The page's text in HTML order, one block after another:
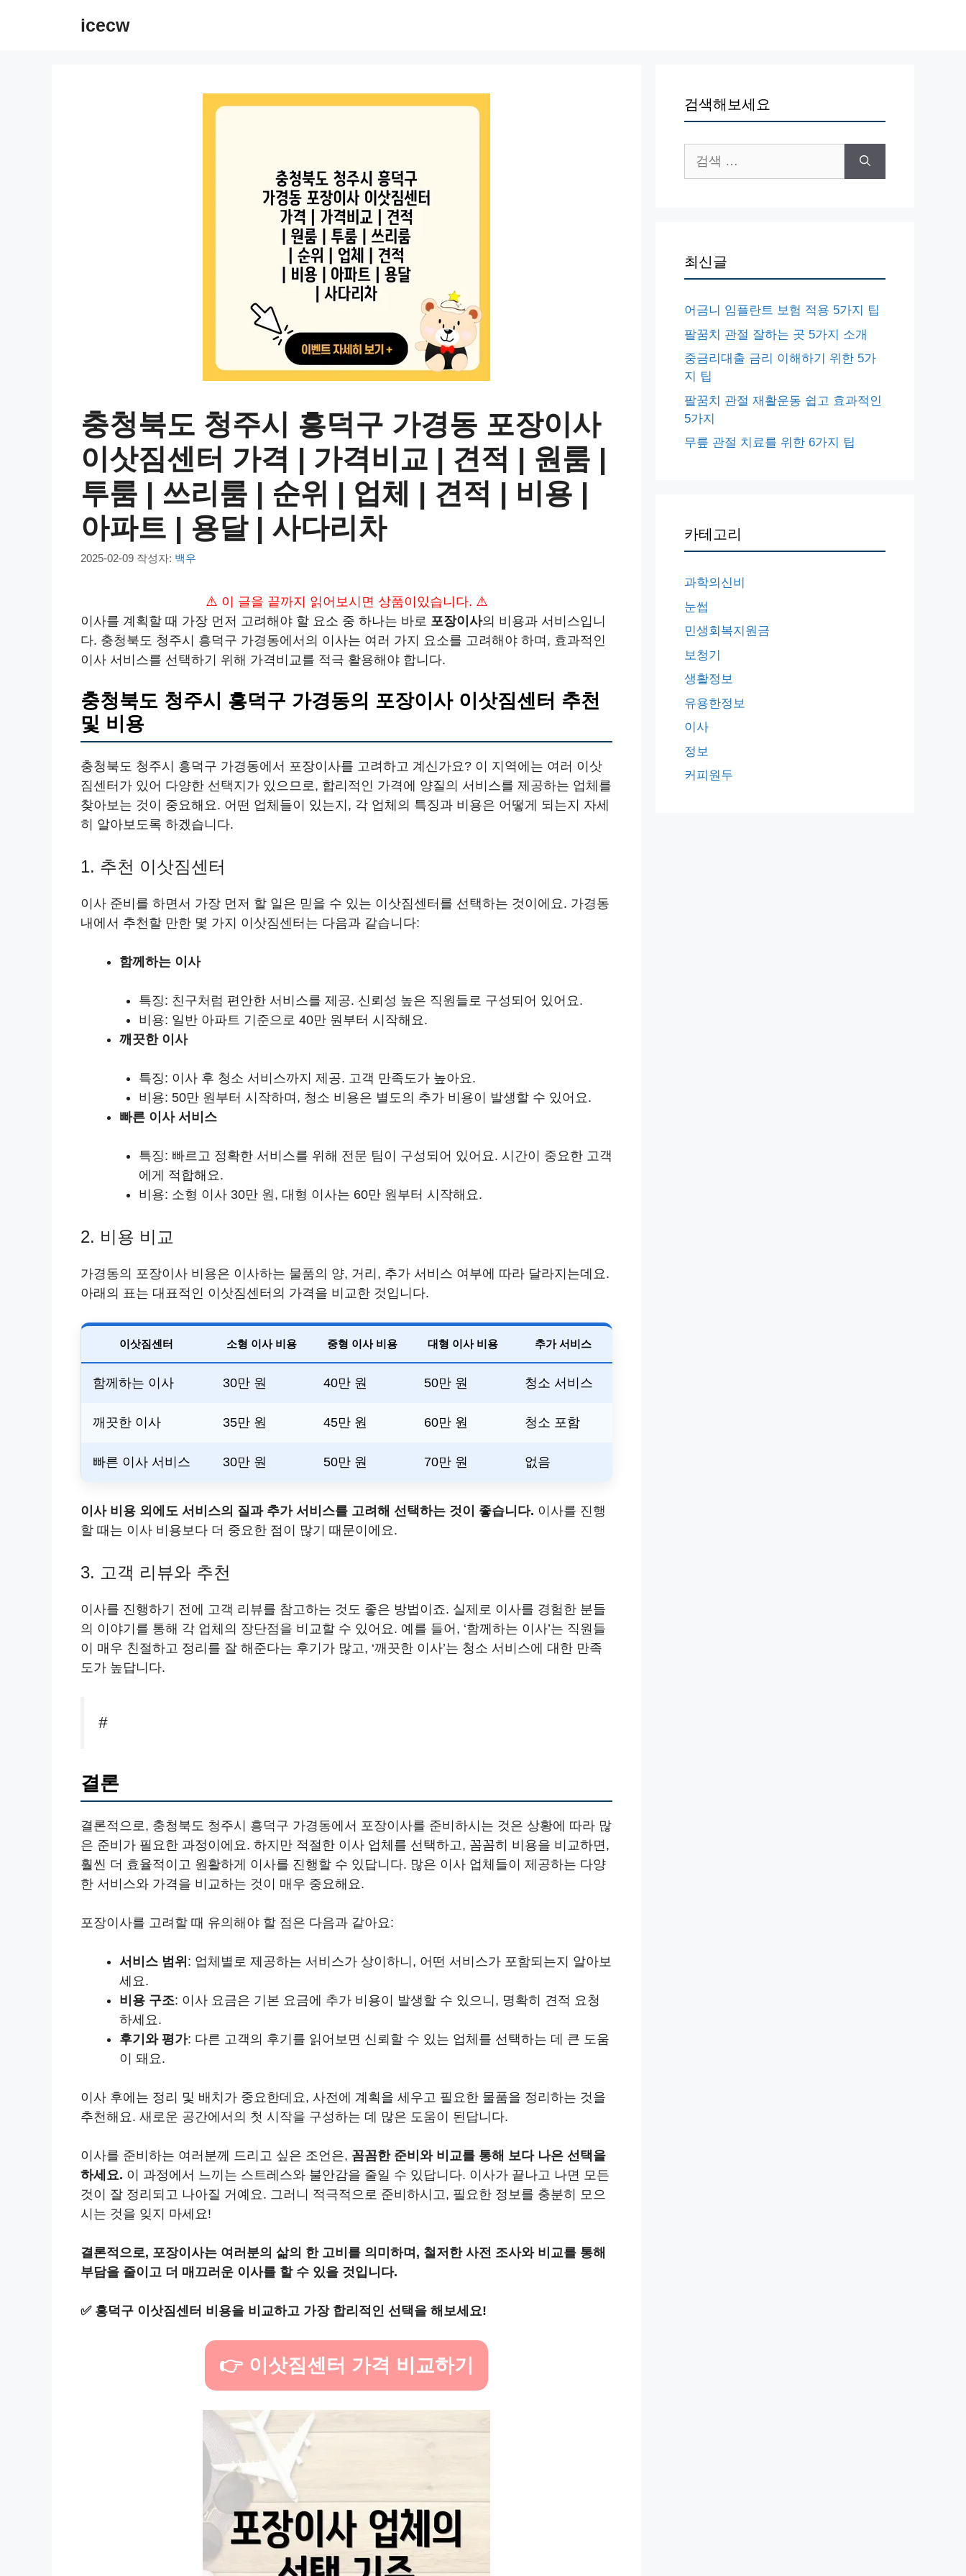
icecw
충청북도 청주시 흥덕구 가경동 포장이사
이삿짐센터 가격 | 가격비교 | 견적 | 원룸 |
투룸 | 쓰리룸 | 순위 | 업체 | 견적 | 비용 |
아파트 | 용달 | 사다리차
2025-02-09 작성자: 백우
⚠️ 이 글을 끝까지 읽어보시면 상품이있습니다. ⚠️
이사를 계획할 때 가장 먼저 고려해야 할 요소 중 하나는 바로 포장이사의 비용과 서비스입니
다. 충청북도 청주시 흥덕구 가경동에서의 이사는 여러 가지 요소를 고려해야 하며, 효과적인
이사 서비스를 선택하기 위해 가격비교를 적극 활용해야 합니다.
충청북도 청주시 흥덕구 가경동의 포장이사 이삿짐센터 추천
및 비용
충청북도 청주시 흥덕구 가경동에서 포장이사를 고려하고 계신가요? 이 지역에는 여러 이삿
짐센터가 있어 다양한 선택지가 있으므로, 합리적인 가격에 양질의 서비스를 제공하는 업체를
찾아보는 것이 중요해요. 어떤 업체들이 있는지, 각 업체의 특징과 비용은 어떻게 되는지 자세
히 알아보도록 하겠습니다.
1. 추천 이삿짐센터
이사 준비를 하면서 가장 먼저 할 일은 믿을 수 있는 이삿짐센터를 선택하는 것이에요. 가경동
내에서 추천할 만한 몇 가지 이삿짐센터는 다음과 같습니다:
함께하는 이사
특징: 친구처럼 편안한 서비스를 제공. 신뢰성 높은 직원들로 구성되어 있어요.
비용: 일반 아파트 기준으로 40만 원부터 시작해요.
깨끗한 이사
특징: 이사 후 청소 서비스까지 제공. 고객 만족도가 높아요.
비용: 50만 원부터 시작하며, 청소 비용은 별도의 추가 비용이 발생할 수 있어요.
빠른 이사 서비스
특징: 빠르고 정확한 서비스를 위해 전문 팀이 구성되어 있어요. 시간이 중요한 고객
에게 적합해요.
비용: 소형 이사 30만 원, 대형 이사는 60만 원부터 시작해요.
2. 비용 비교
가경동의 포장이사 비용은 이사하는 물품의 양, 거리, 추가 서비스 여부에 따라 달라지는데요.
아래의 표는 대표적인 이삿짐센터의 가격을 비교한 것입니다.
이삿짐센터 소형 이사 비용 중형 이사 비용 대형 이사 비용 추가 서비스
함께하는 이사 30만 원 40만 원 50만 원 청소 서비스
깨끗한 이사 35만 원 45만 원 60만 원 청소 포함
빠른 이사 서비스 30만 원 50만 원 70만 원 없음
이사 비용 외에도 서비스의 질과 추가 서비스를 고려해 선택하는 것이 좋습니다. 이사를 진행
할 때는 이사 비용보다 더 중요한 점이 많기 때문이에요.
3. 고객 리뷰와 추천
이사를 진행하기 전에 고객 리뷰를 참고하는 것도 좋은 방법이죠. 실제로 이사를 경험한 분들
의 이야기를 통해 각 업체의 장단점을 비교할 수 있어요. 예를 들어, ‘함께하는 이사’는 직원들
이 매우 친절하고 정리를 잘 해준다는 후기가 많고, ‘깨끗한 이사’는 청소 서비스에 대한 만족
도가 높답니다.
#
결론
결론적으로, 충청북도 청주시 흥덕구 가경동에서 포장이사를 준비하시는 것은 상황에 따라 많
은 준비가 필요한 과정이에요. 하지만 적절한 이사 업체를 선택하고, 꼼꼼히 비용을 비교하면,
훨씬 더 효율적이고 원활하게 이사를 진행할 수 있답니다. 많은 이사 업체들이 제공하는 다양
한 서비스와 가격을 비교하는 것이 매우 중요해요.
포장이사를 고려할 때 유의해야 할 점은 다음과 같아요:
서비스 범위 : 업체별로 제공하는 서비스가 상이하니, 어떤 서비스가 포함되는지 알아보
세요.
비용 구조: 이사 요금은 기본 요금에 추가 비용이 발생할 수 있으니, 명확히 견적 요청
하세요.
후기와 평가: 다른 고객의 후기를 읽어보면 신뢰할 수 있는 업체를 선택하는 데 큰 도움
이 돼요.
이사 후에는 정리 및 배치가 중요한데요, 사전에 계획을 세우고 필요한 물품을 정리하는 것을
추천해요. 새로운 공간에서의 첫 시작을 구성하는 데 많은 도움이 된답니다.
이사를 준비하는 여러분께 드리고 싶은 조언은, 꼼꼼한 준비와 비교를 통해 보다 나은 선택을
하세요. 이 과정에서 느끼는 스트레스와 불안감을 줄일 수 있답니다. 이사가 끝나고 나면 모든
것이 잘 정리되고 나아질 거예요. 그러니 적극적으로 준비하시고, 필요한 정보를 충분히 모으
시는 것을 잊지 마세요!
결론적으로, 포장이사는 여러분의 삶의 한 고비를 의미하며, 철저한 사전 조사와 비교를 통해
부담을 줄이고 더 매끄러운 이사를 할 수 있을 것입니다.
✅ 흥덕구 이삿짐센터 비용을 비교하고 가장 합리적인 선택을 해보세요!
👉 이삿짐센터 가격 비교하기
검색해보세요
색:
최신글
어금니 임플란트 보험 적용 5가지 팁
팔꿈치 관절 잘하는 곳 5가지 소개
중금리대출 금리 이해하기 위한 5가
지 팁
팔꿈치 관절 재활운동 쉽고 효과적인
5가지
무릎 관절 치료를 위한 6가지 팁
카테고리
과학의신비
눈썹
민생회복지원금
보청기
생활정보
유용한정보
이사
정보
커피원두